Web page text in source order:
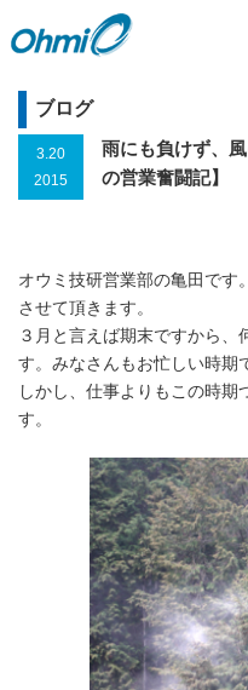
ブログ
3.20
2015
雨にも負けず、
の営業奮闘記】
オウミ技研営業部の亀田です
させて頂きます。
３月と言えば期末ですから、
す。みなさんもお忙しい時期
しかし、仕事よりもこの時
す。